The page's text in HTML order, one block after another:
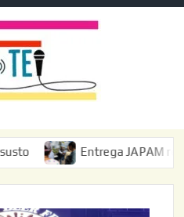
Entrega JAPAM